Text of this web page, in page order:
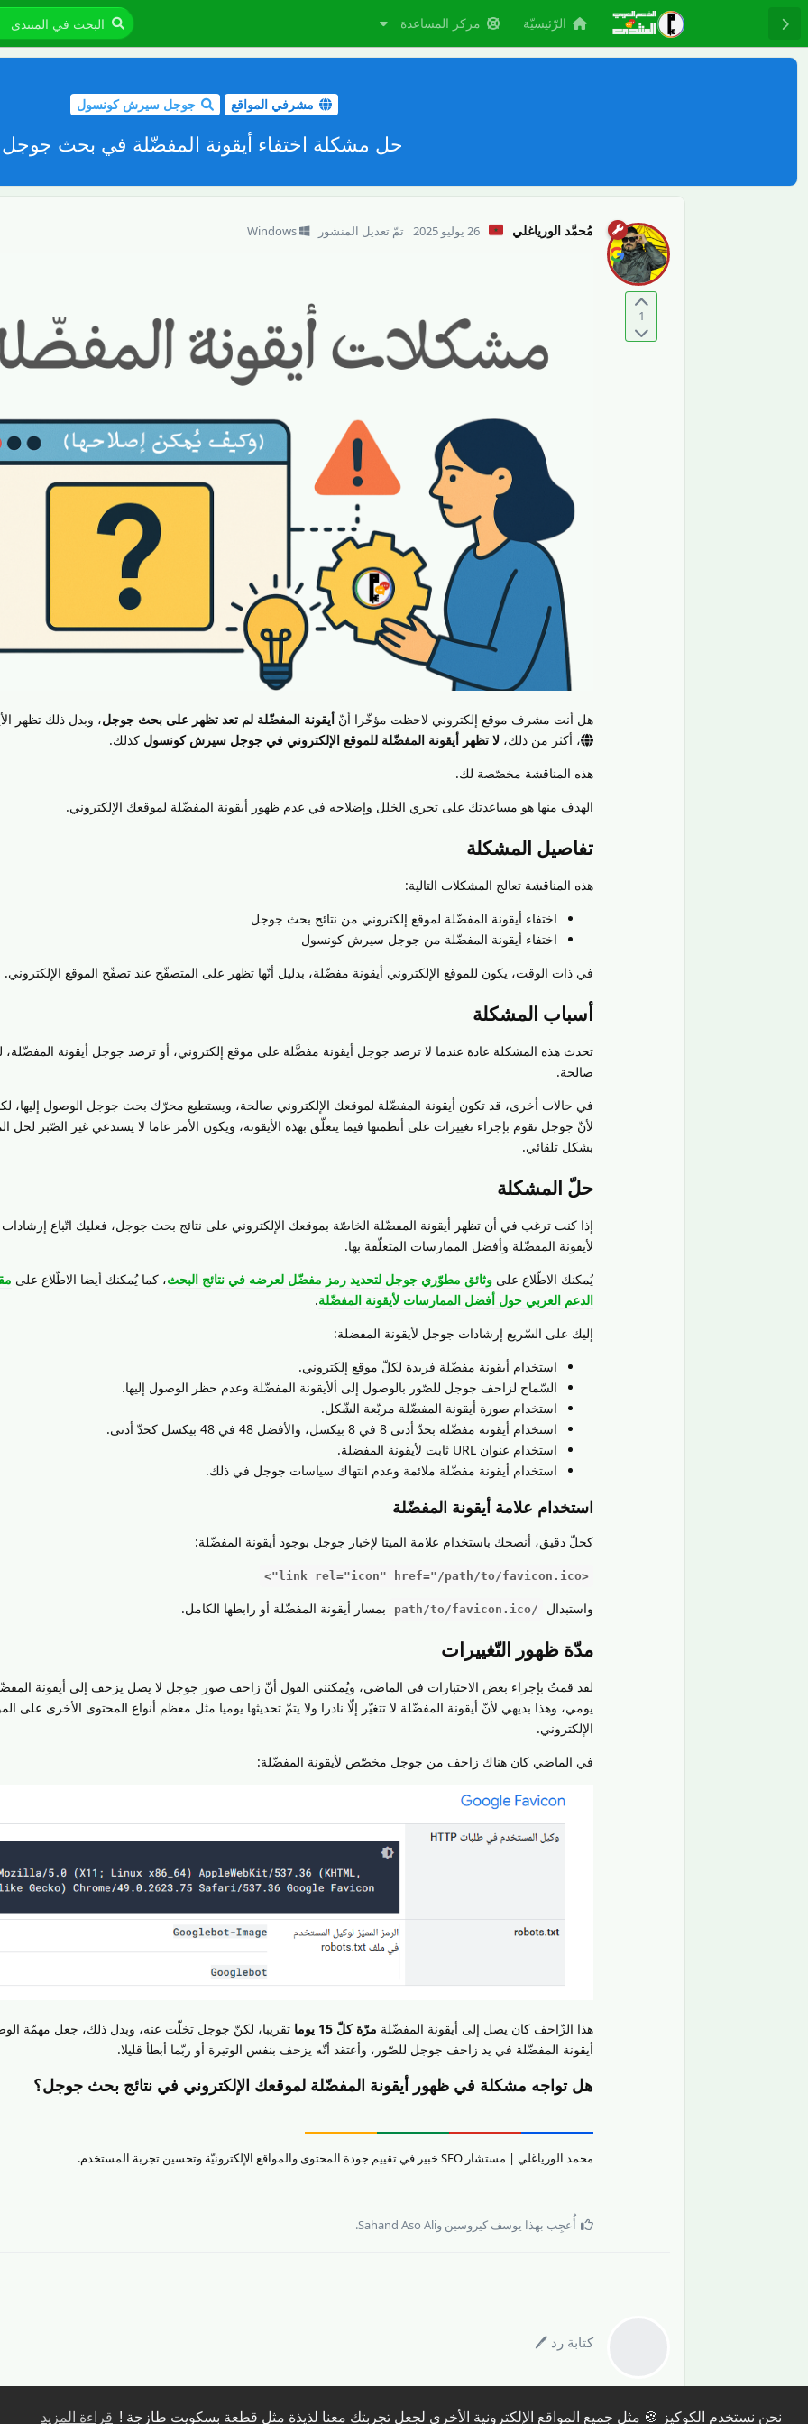
نحن نستخدم الكوكيز 🍪 مثل جميع المواقع الإلكترونية الأخرى لجعل تجربتك معنا لذيذة مثل قطعة بسكويت طازجة ! قراءة المزيد
الرّئيسيّة مركز المساعدة
مشرفي المواقع جوجل سيرش كونسول
حل مشكلة اختفاء أيقونة المفضّلة في بحث جوجل
1
مُحمَّد الورياغلي 26 يوليو 2025 تمّ تعديل المنشور Windows
هل أنت مشرف موقع إلكتروني لاحظت مؤخّرا أنّ أيقونة المفضّلة لم تعد تظهر على بحث جوجل، وبدل ذلك تظهر
، أكثر من ذلك، لا تظهر أيقونة المفضّلة للموقع الإلكتروني في جوجل سيرش كونسول كذلك.
هذه المناقشة مخصّصة لك.
الهدف منها هو مساعدتك على تحري الخلل وإضلاحه في عدم ظهور أيقونة المفضّلة لموقعك الإلكتروني.
تفاصيل المشكلة
هذه المناقشة تعالج المشكلات التالية:
اختفاء أيقونة المفضّلة لموقع إلكتروني من نتائج بحث جوجل
اختفاء أيقونة المفضّلة من جوجل سيرش كونسول
في ذات الوقت، يكون للموقع الإلكتروني أيقونة مفضّلة، بدليل أنّها تظهر على المتصفّح عند تصفّح الموقع الإلكتروني.
أسباب المشكلة
تحدث هذه المشكلة عادة عندما لا ترصد جوجل أيقونة مفضَّلة على موقع إلكتروني، أو ترصد جوجل أيقونة المفضّلة،
صالحة.
في حالات أخرى، قد تكون أيقونة المفضّلة لموقعك الإلكتروني صالحة، ويستطيع محرّك بحث جوجل الوصول إليها،
لأنّ جوجل تقوم بإجراء تغييرات على أنظمتها فيما يتعلّق بهذه الأيقونة، ويكون الأمر عاما لا يستدعي غير الصّبر لحل
بشكل تلقائي.
حلّ المشكلة
إذا كنت ترغب في أن تظهر أيقونة المفضّلة الخاصّة بموقعك الإلكتروني على نتائج بحث جوجل، فعليك اتّباع
لأيقونة المفضّلة وأفضل الممارسات المتعلّقة بها.
يُمكنك الاطّلاع على وثائق مطوّري جوجل لتحديد رمز مفضّل لعرضه في نتائج البحث، كما يُمكنك أيضا الاطّلاع على
الدعم العربي حول أفضل الممارسات لأيقونة المفضّلة.
إليك على السّريع إرشادات جوجل لأيقونة المفضلة:
استخدام أيقونة مفضّلة فريدة لكلّ موقع إلكتروني.
السّماح لزاحف جوجل للصّور بالوصول إلى ألأيقونة المفضّلة وعدم حظر الوصول إليها.
استخدام صورة أيقونة المفضّلة مربّعة الشّكل.
استخدام أيقونة مفضّلة بحدّ أدنى 8 في 8 بيكسل، والأفضل 48 في 48 بيكسل كحدّ أدنى.
استخدام عنوان URL ثابت لأيقونة المفضلة.
استخدام أيقونة مفضّلة ملائمة وعدم انتهاك سياسات جوجل في ذلك.
استخدام علامة أيقونة المفضّلة
كحلّ دقيق، أنصحك باستخدام علامة الميتا لإخبار جوجل بوجود أيقونة المفضّلة:
<link rel="icon" href="/path/to/favicon.ico">
واستبدال /path/to/favicon.ico بمسار أيقونة المفضّلة أو رابطها الكامل.
مدّة ظهور التّغييرات
لقد قمتُ بإجراء بعض الاختبارات في الماضي، ويُمكنني القول أنّ زاحف صور جوجل لا يصل يزحف إلى أيقونة
يومي، وهذا بديهي لأنّ أيقونة المفضّلة لا تتغيّر إلّا نادرا ولا يتمّ تحديثها يوميا مثل معظم أنواع المحتوى الأخرى على
الإلكتروني.
في الماضي كان هناك زاحف من جوجل مخصّص لأيقونة المفضّلة:
هذا الزّاحف كان يصل إلى أيقونة المفضّلة مرّة كلّ 15 يوما
تقريبا، لكنّ جوجل تخلّت عنه، وبدل ذلك، جعل مهمّة
أيقونة المفضّلة في يد زاحف جوجل للصّور، وأعتقد أنّه يزحف بنفس الوتيرة أو ربّما أبطأ قليلا.
هل تواجه مشكلة في ظهور أيقونة المفضّلة لموقعك الإلكتروني في نتائج بحث جوجل؟
محمد الورياغلي | مستشار SEO خبير في تقييم جودة المحتوى والمواقع الإلكترونيّة وتحسين تجربة المستخدم.
أُعجِب بهذا يوسف كيروسين وSahand Aso Ali
.
كتابة رد 🖊️